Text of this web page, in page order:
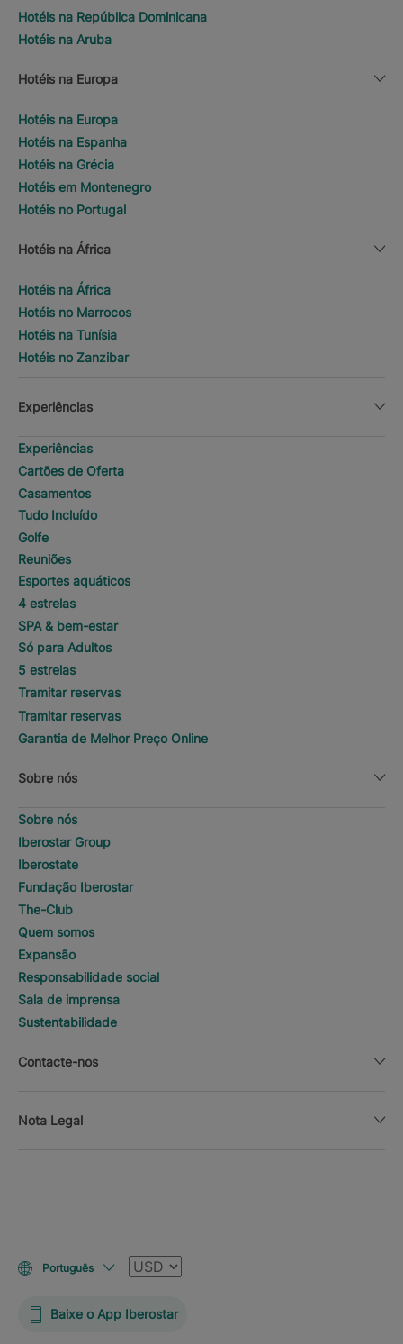
Hotéis na República Dominicana
Hotéis na Aruba
Hotéis na Europa
Hotéis na Europa
Hotéis na Espanha
Hotéis na Grécia
Hotéis em Montenegro
Hotéis no Portugal
Hotéis na África
Hotéis na África
Hotéis no Marrocos
Hotéis na Tunísia
Hotéis no Zanzibar
Experiências
Experiências
Cartões de Oferta
Casamentos
Tudo Incluído
Golfe
Reuniões
Esportes aquáticos
4 estrelas
SPA & bem-estar
Só para Adultos
5 estrelas
Tramitar reservas
Tramitar reservas
Garantia de Melhor Preço Online
Sobre nós
Sobre nós
Iberostar Group
Iberostate
Fundação Iberostar
The-Club
Quem somos
Expansão
Responsabilidade social
Sala de imprensa
Sustentabilidade
Contacte-nos
Nota Legal
Português Moeda
Baixe o App Iberostar